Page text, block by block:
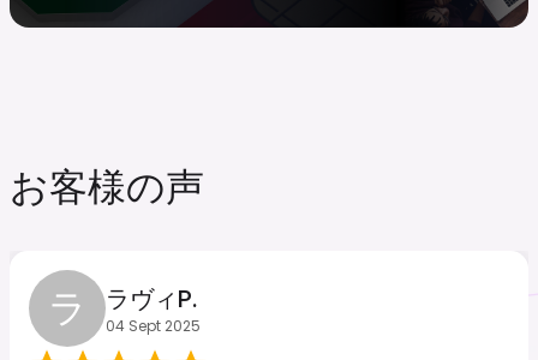
お客様の声
ラ ラヴィP.
04 Sept 2025